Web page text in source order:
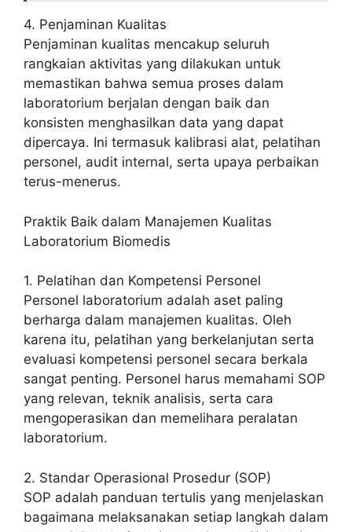
4. Penjaminan Kualitas
Penjaminan kualitas mencakup seluruh
rangkaian aktivitas yang dilakukan untuk
memastikan bahwa semua proses dalam
laboratorium berjalan dengan baik dan
konsisten menghasilkan data yang dapat
dipercaya. Ini termasuk kalibrasi alat, pelatihan
personel, audit internal, serta upaya perbaikan
terus-menerus.
Praktik Baik dalam Manajemen Kualitas
Laboratorium Biomedis
1. Pelatihan dan Kompetensi Personel
Personel laboratorium adalah aset paling
berharga dalam manajemen kualitas. Oleh
karena itu, pelatihan yang berkelanjutan serta
evaluasi kompetensi personel secara berkala
sangat penting. Personel harus memahami SOP
yang relevan, teknik analisis, serta cara
mengoperasikan dan memelihara peralatan
laboratorium.
2. Standar Operasional Prosedur (SOP)
SOP adalah panduan tertulis yang menjelaskan
bagaimana melaksanakan setiap langkah dalam